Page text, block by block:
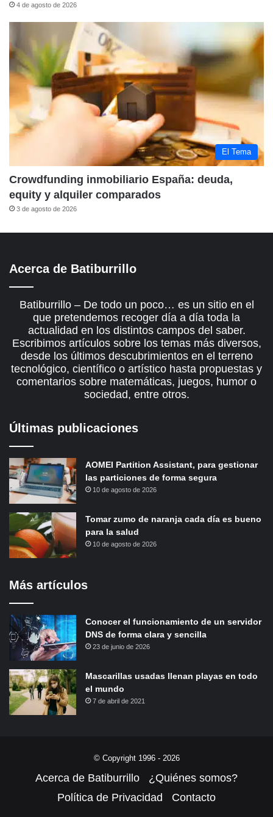
4 de agosto de 2026
El Tema
Crowdfunding inmobiliario España: deuda,
equity y alquiler comparados
3 de agosto de 2026
Acerca de Batiburrillo
Batiburrillo – De todo un poco… es un sitio en el
que pretendemos recoger día a día toda la
actualidad en los distintos campos del saber.
Escribimos artículos sobre los temas más diversos,
desde los últimos descubrimientos en el terreno
tecnológico, científico o artístico hasta propuestas y
comentarios sobre matemáticas, juegos, humor o
sociedad, entre otros.
Últimas publicaciones
AOMEI Partition Assistant, para gestionar
las particiones de forma segura
10 de agosto de 2026
Tomar zumo de naranja cada día es bueno
para la salud
10 de agosto de 2026
Más artículos
Conocer el funcionamiento de un servidor
DNS de forma clara y sencilla
23 de junio de 2026
Mascarillas usadas llenan playas en todo
el mundo
7 de abril de 2021
© Copyright 1996 - 2026
Acerca de Batiburrillo
¿Quiénes somos?
Política de Privacidad
Contacto